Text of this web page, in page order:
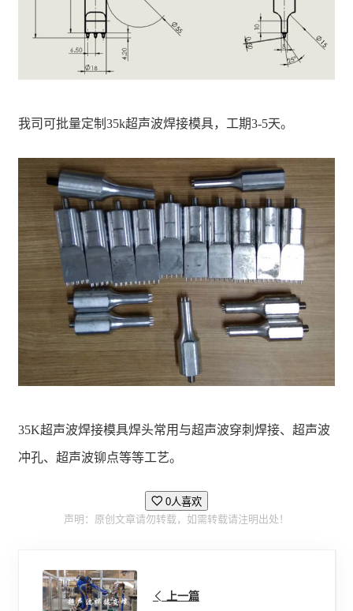
我司可批量定制35k超声波焊接模具，工期3-5天。
35K超声波焊接模具焊头常用与超声波穿刺焊接、超声波
冲孔、超声波铆点等等工艺。
0人喜欢
声明：原创文章请勿转载，如需转载请注明出处！
上一篇